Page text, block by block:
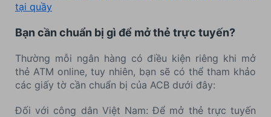
tại quầy
Bạn cần chuẩn bị gì để mở thẻ trực tuyến?
Thường mỗi ngân hàng có điều kiện riêng khi mở
thẻ ATM online, tuy nhiên, bạn sẽ có thể tham khảo
các giấy tờ cần chuẩn bị của ACB dưới đây:
Đối với công dân Việt Nam: Để mở thẻ trực tuyến